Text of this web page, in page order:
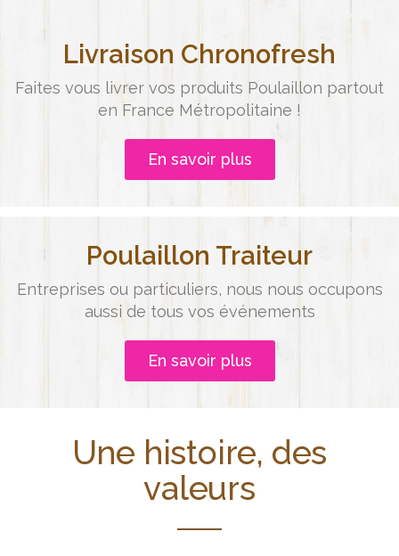
Livraison Chronofresh
Faites vous livrer vos produits Poulaillon partout
en France Métropolitaine !
En savoir plus
Poulaillon Traiteur
Entreprises ou particuliers, nous nous occupons
aussi de tous vos événements
En savoir plus
Une histoire, des
valeurs